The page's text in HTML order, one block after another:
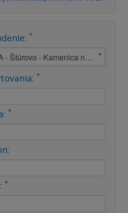
*
Apartmán PERLITA - Štúrovo - Kamenica nad Hronom
*
*
*